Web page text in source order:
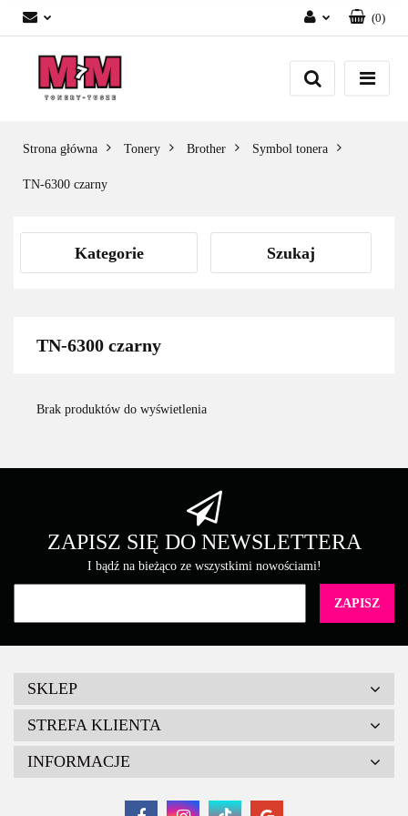
Zaloguj się
Załóż konto
(0)
Strona główna Tonery Brother Symbol tonera
TN-6300 czarny
Kategorie Szukaj
TN-6300 czarny
Brak produktów do wyświetlenia
ZAPISZ SIĘ DO NEWSLETTERA
I bądź na bieżąco ze wszystkimi nowościami!
SKLEP
STREFA KLIENTA
INFORMACJE